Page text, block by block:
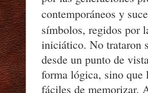
contemporáneos y
símbolos, regidos por
iniciático. No trataron
desde un punto de
forma lógica, sino que
fáciles de memorizar.